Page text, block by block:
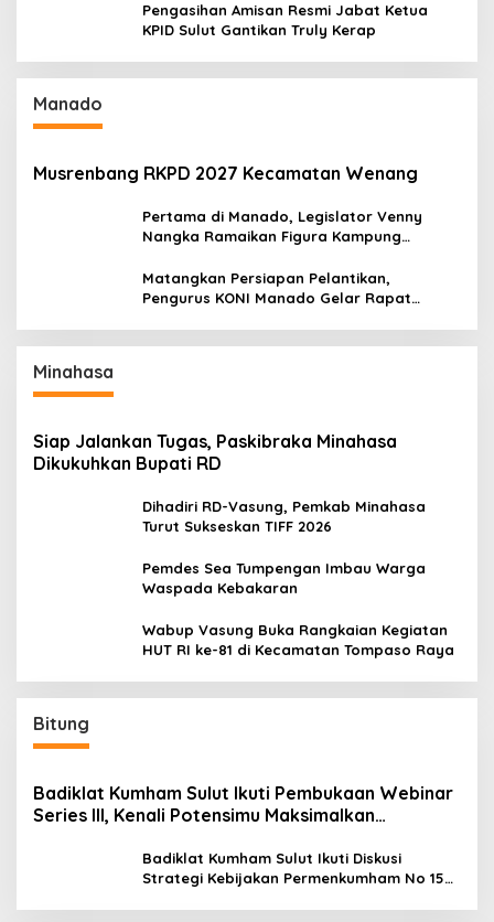
Pengasihan Amisan Resmi Jabat Ketua
KPID Sulut Gantikan Truly Kerap
Manado
Musrenbang RKPD 2027 Kecamatan Wenang
Pertama di Manado, Legislator Venny
Nangka Ramaikan Figura Kampung
Matangkan Persiapan Pelantikan,
Pengurus KONI Manado Gelar Rapat
Minahasa
Siap Jalankan Tugas, Paskibraka Minahasa
Dikukuhkan Bupati RD
Dihadiri RD-Vasung, Pemkab Minahasa
Turut Sukseskan TIFF 2026
Pemdes Sea Tumpengan Imbau Warga
Waspada Kebakaran
Wabup Vasung Buka Rangkaian Kegiatan
HUT RI ke-81 di Kecamatan Tompaso Raya
Bitung
Badiklat Kumham Sulut Ikuti Pembukaan Webinar
Series III, Kenali Potensimu Maksimalkan
Badiklat Kumham Sulut Ikuti Diskusi
Strategi Kebijakan Permenkumham No 15